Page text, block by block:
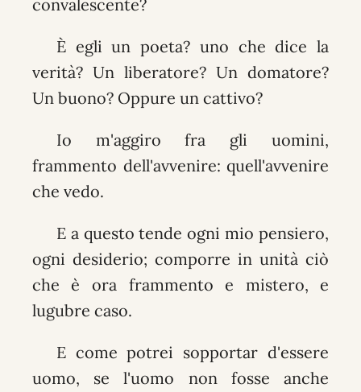
convalescente?
È egli un poeta? uno che dice la
verità? Un liberatore? Un domatore?
Un buono? Oppure un cattivo?
Io m'aggiro fra gli uomini,
frammento dell'avvenire: quell'avvenire
che vedo.
E a questo tende ogni mio pensiero,
ogni desiderio; comporre in unità ciò
che è ora frammento e mistero, e
lugubre caso.
E come potrei sopportar d'essere
uomo, se l'uomo non fosse anche